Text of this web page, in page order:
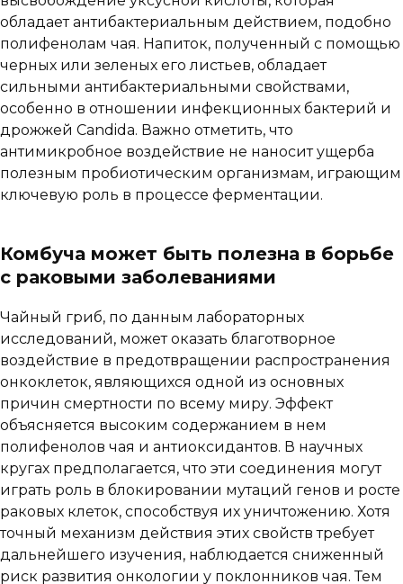
обладает антибактериальным действием, подобно
полифенолам чая. Напиток, полученный с помощью
черных или зеленых его листьев, обладает
сильными антибактериальными свойствами,
особенно в отношении инфекционных бактерий и
дрожжей Candida. Важно отметить, что
антимикробное воздействие не наносит ущерба
полезным пробиотическим организмам, играющим
ключевую роль в процессе ферментации.
Комбуча может быть полезна в борьбе
с раковыми заболеваниями
Чайный гриб, по данным лабораторных
исследований, может оказать благотворное
воздействие в предотвращении распространения
онкоклеток, являющихся одной из основных
причин смертности по всему миру. Эффект
объясняется высоким содержанием в нем
полифенолов чая и антиоксидантов. В научных
кругах предполагается, что эти соединения могут
играть роль в блокировании мутаций генов и росте
раковых клеток, способствуя их уничтожению. Хотя
точный механизм действия этих свойств требует
дальнейшего изучения, наблюдается сниженный
риск развития онкологии у поклонников чая. Тем